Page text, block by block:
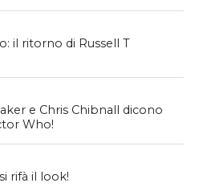
il ritorno di Russell T
e Chris Chibnall dicono
Who!
rifà il look!